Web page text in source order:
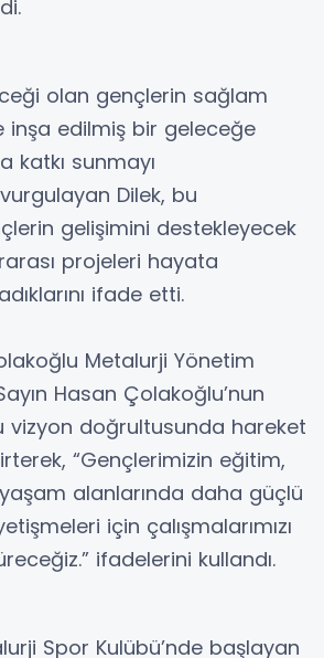
olan gençlerin sağlam
inşa edilmiş bir geleceğe
katkı sunmayı
Dilek, bu
gelişimini destekleyecek
projeleri hayata
ifade etti.
Metalurji Yönetim
Hasan Çolakoğlu’nun
vizyon doğrultusunda hareket
“Gençlerimizin eğitim,
alanlarında daha güçlü
için çalışmalarımızı
ifadelerini kullandı.
Spor Kulübü’nde başlayan